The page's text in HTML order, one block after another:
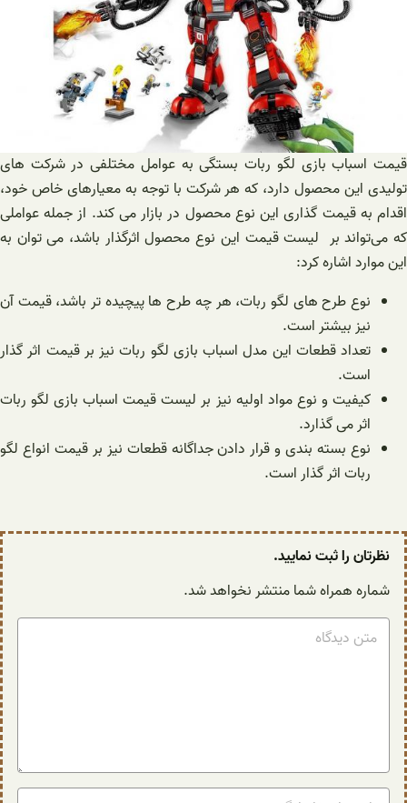
قیمت اسباب بازی لگو ربات بستگی به عوامل مختلفی در شرکت های
تولیدی این محصول دارد، که هر شرکت با توجه به معیارهای خاص خود،
اقدام به قیمت گذاری این نوع محصول در بازار می کند. از جمله عواملی
که می‌تواند بر لیست قیمت این نوع محصول اثرگذار باشد، می توان به
این موارد اشاره کرد:
نوع طرح های لگو ربات، هر چه طرح ها پیچیده تر باشد، قیمت آن
نیز بیشتر است.
تعداد قطعات این مدل اسباب بازی لگو ربات نیز بر قیمت اثر گذار
است.
کیفیت و نوع مواد اولیه نیز بر لیست قیمت اسباب بازی لگو ربات
اثر می گذارد.
نوع بسته بندی و قرار دادن جداگانه قطعات نیز بر قیمت انواع لگو
ربات اثر گذار است.
نظرتان را ثبت نمایید.
شماره همراه شما منتشر نخواهد شد.